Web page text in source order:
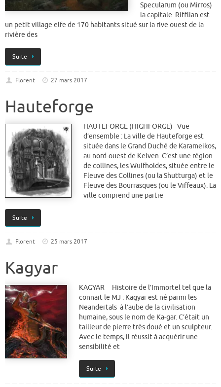
Specularum (ou Mirros)
la capitale. Rifflian est
un petit village elfe de 170 habitants situé sur la rive ouest de la
rivière des
Suite
Florent 27 mars 2017
Hauteforge
HAUTEFORGE (HIGHFORGE) Vue
d’ensemble : La ville de Hauteforge est
située dans le Grand Duché de Karameikos,
au nord-ouest de Kelven. C’est une région
de collines, les Wulfholdes, située entre le
Fleuve des Collines (ou la Shutturga) et le
Fleuve des Bourrasques (ou le Viffeaux). La
ville comprend une partie
Suite
Florent 25 mars 2017
Kagyar
KAGYAR Histoire de l’Immortel tel que la
connait le MJ : Kagyar est né parmi les
Neandertals à l’aube de la civilisation
humaine, sous le nom de Ka-gar. C’était un
tailleur de pierre très doué et un sculpteur.
Avec le temps, il réussit à acquérir une
sensibilité et
Suite